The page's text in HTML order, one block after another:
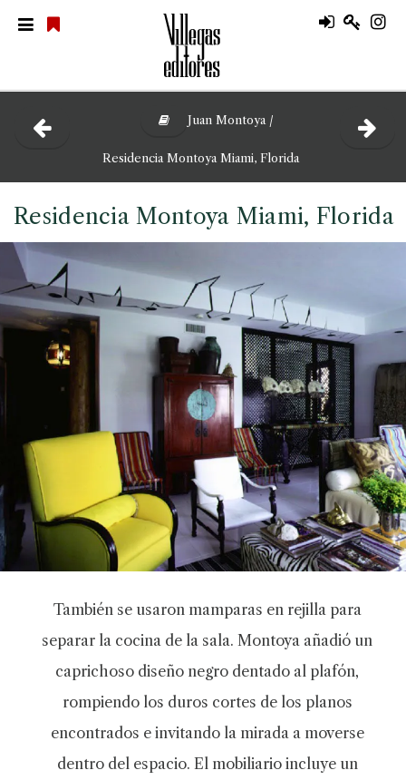
Juan Montoya /
Residencia Montoya Miami, Florida
Residencia Montoya Miami, Florida
También se usaron mamparas en rejilla para
separar la cocina de la sala. Montoya añadió un
caprichoso diseño negro dentado al plafón,
rompiendo los duros cortes de los planos
encontrados e invitando la mirada a moverse
dentro del espacio. El mobiliario incluye un